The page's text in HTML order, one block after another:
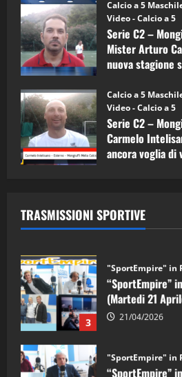
Calcio a 5
Video - Calcio a 5
Serie C2 –
Mister Arturo
nuova stagione
Calcio a 5
Video - Calcio a 5
Serie C2 –
Carmelo
ancora voglia di
TRASMISSIONI SPORTIVE
5
(Martedi 07
08/04/2026
1
“SportEmpire”
(Martedi 05
08/05/2026
2 28/04/2026
3
“SportEmpire”
(Martedi 21
21/04/2026
“SportEmpire”